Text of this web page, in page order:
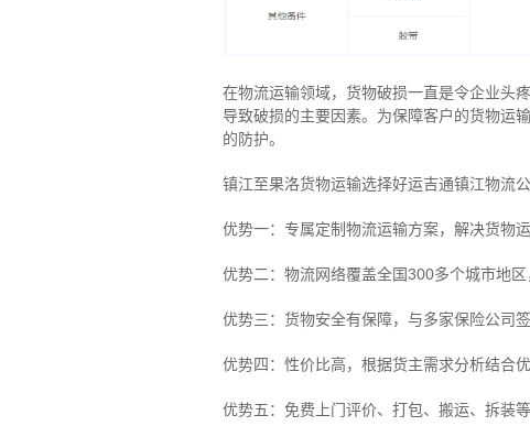
在物流运输领域，货物破损一直是令企业头
导致破损的主要因素。为保障客户的货物运
的防护。
镇江至果洛货物运输选择好运吉通镇江物流
优势一：专属定制物流运输方案，解决货物
优势二：物流网络覆盖全国300多个城市地
优势三：货物安全有保障，与多家保险公司
优势四：性价比高，根据货主需求分析结合
优势五：免费上门评价、打包、搬运、拆装等